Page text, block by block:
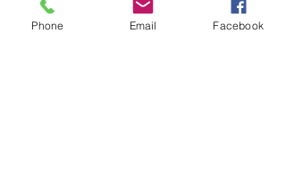
Phone Email Facebook